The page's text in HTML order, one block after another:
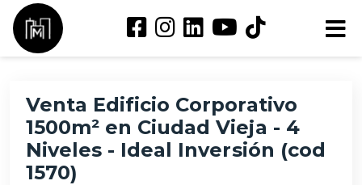
Venta Edificio Corporativo
1500m² en Ciudad Vieja - 4
Niveles - Ideal Inversión (cod
1570)